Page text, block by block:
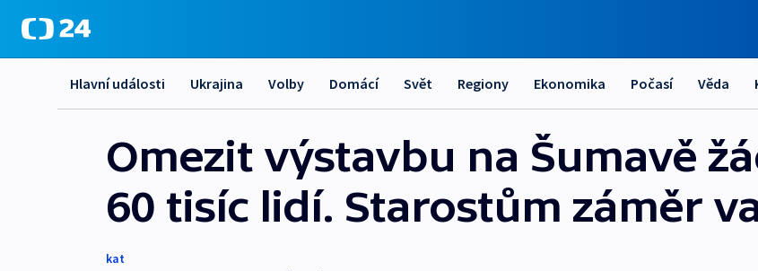
Hlavní události Ukrajina Volby Domácí Svět Regiony Ekonomika Počasí Věda
Omezit výstavbu na Šumavě
60 tisíc lidí. Starostům záměr
kat